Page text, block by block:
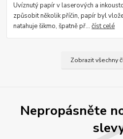
Uvíznutý papír v laserových a
způsobit několik příčin, papír byl
natahuje šikmo, špatně př...číst celé
Zobrazit všechny
Nepropásněte